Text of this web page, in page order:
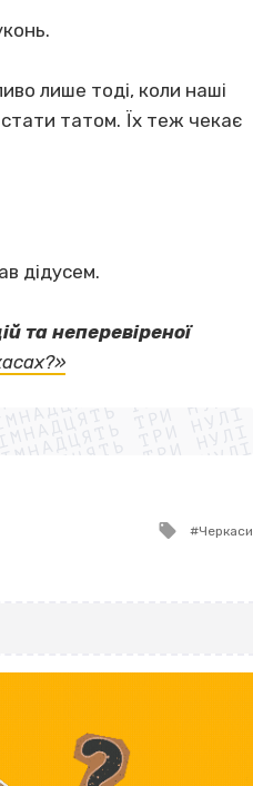
лише тоді, коли наші
татом. Їх теж чекає
дідусем.
та неперевіреної
ТРИ НУЛІ
ТРИ НУЛІ
ТРИ НУЛІ
ТРИ НУЛІ
ТРИ НУЛІ
ТРИ НУЛІ
ТРИ НУЛІ
ВІСІМНАДЦЯТЬ ТРИ НУЛІ
Tagged
Черкаси